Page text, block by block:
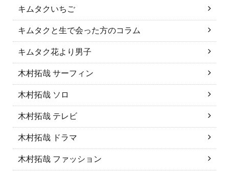
キムタクいちご
キムタクと生で会った方のコラム
キムタク花より男子
木村拓哉 サーフィン
木村拓哉 ソロ
木村拓哉 テレビ
木村拓哉 ドラマ
木村拓哉 ファッション